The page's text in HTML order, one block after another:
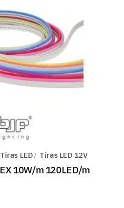
Tiras LED Tiras LED 12V
10W/m 120LED/m